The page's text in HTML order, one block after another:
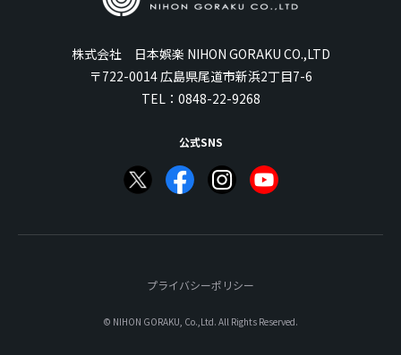
株式会社 日本娯楽 NIHON GORAKU CO.,LTD
〒722-0014 広島県尾道市新浜2丁目7-6
TEL： 0848-22-9268
公式SNS
プライバシーポリシー
© NIHON GORAKU, Co.,Ltd. All Rights Reserved.